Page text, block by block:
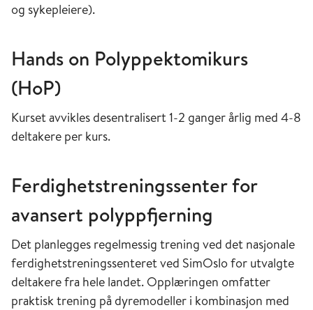
og sykepleiere).
Hands on Polyppektomikurs
(HoP)
Kurset avvikles desentralisert 1-2 ganger årlig med 4-8
deltakere per kurs.
Ferdighetstreningssenter for
avansert polyppfjerning
Det planlegges regelmessig trening ved det nasjonale
ferdighetstreningssenteret ved SimOslo for utvalgte
deltakere fra hele landet. Opplæringen omfatter
praktisk trening på dyremodeller i kombinasjon med